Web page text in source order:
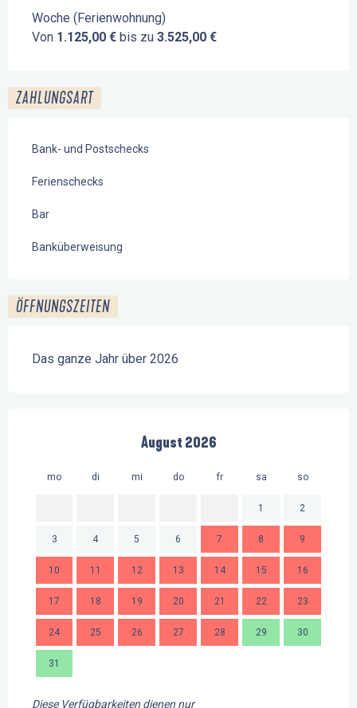
Woche (Ferienwohnung)
Von 1.125,00 € bis zu 3.525,00 €
ZAHLUNGSART
Bank- und Postschecks
Ferienschecks
Bar
Banküberweisung
ÖFFNUNGSZEITEN
Das ganze Jahr über 2026
August 2026
mo di mi do fr sa so
1 2
3 4 5 6 7 8 9
10 11 12 13 14 15 16
17 18 19 20 21 22 23
24 25 26 27 28 29 30
31
Diese Verfügbarkeiten dienen nur